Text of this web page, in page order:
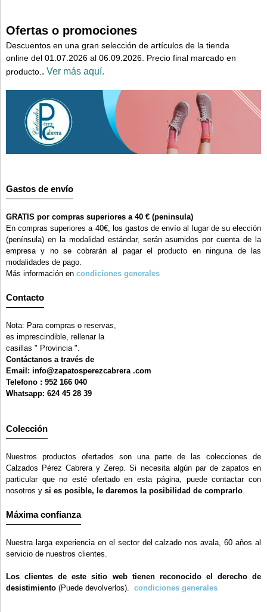
Ofertas o promociones
Descuentos en una gran selección de artículos de la tienda
online del 01.07.2026 al 06.09.2026. Precio final marcado en
producto. . Ver más aquí.
Gastos de envío
GRATIS por compras superiores a 40 € (peninsula)
En compras superiores a 40€, los gastos de envío al lugar de su elección
(península) en la modalidad estándar, serán asumidos por cuenta de la
empresa y no se cobrarán al pagar el producto en ninguna de las
modalidades de pago.
Más información en condiciones generales
Contacto
Nota: Para compras o reservas,
es imprescindible, rellenar la
casillas " Provincia ".
Contáctanos a través de
Email: info@zapatosperezcabrera .com
Telefono : 952 166 040
Whatsapp: 624 45 28 39
Colección
Nuestros productos ofertados son una parte de las colecciones de
Calzados Pérez Cabrera y Zerep. Si necesita algún par de zapatos en
particular que no esté ofertado en esta página, puede contactar con
nosotros y si es posible, le daremos la posibilidad de comprarlo.
Máxima confianza
Nuestra larga experiencia en el sector del calzado nos avala, 60 años al
servicio de nuestros clientes.
Los clientes de este sitio web tienen reconocido el derecho de
desistimiento (Puede devolverlos). condiciones generales